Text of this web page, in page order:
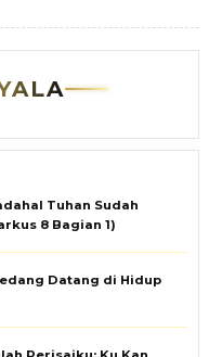
Tuhan Sudah
8 Bagian 1)
Datang di Hidup